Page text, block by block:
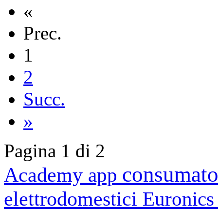
«
Prec.
1
2
Succ.
»
Pagina 1 di 2
Academy app
elettrodomestici